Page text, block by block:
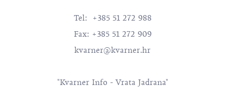
Tel: +385 51 272 988
Fax: +385 51 272 909
kvarner@kvarner.hr
"Kvarner Info - Vrata Jadrana"